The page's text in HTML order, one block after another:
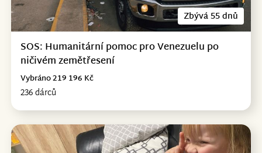
Zbývá 55 dnů
SOS: Humanitární pomoc pro Venezuelu po
ničivém zemětřesení
236 dárců
Vybráno 219 196 Kč